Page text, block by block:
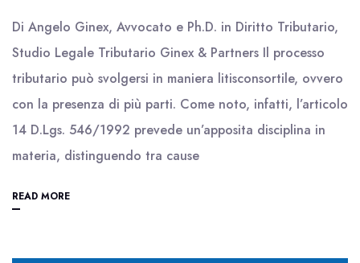
Di Angelo Ginex, Avvocato e Ph.D. in Diritto Tributario,
Studio Legale Tributario Ginex & Partners Il processo
tributario può svolgersi in maniera litisconsortile, ovvero
con la presenza di più parti. Come noto, infatti, l’articolo
14 D.Lgs. 546/1992 prevede un’apposita disciplina in
materia, distinguendo tra cause
READ MORE